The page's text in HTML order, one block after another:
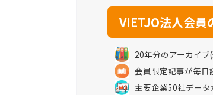
20年分のアーカイ
会員限定記事が毎日
主要企業50社データ